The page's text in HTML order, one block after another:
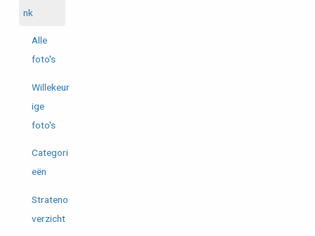
nk
Alle
foto's
Willekeur
ige
foto's
Categori
eën
Strateno
verzicht